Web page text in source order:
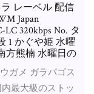
レーベル 配信
Japan
320kbps No. タ
1 かぐや姫 水曜
方熊楠 水曜日の
ガメ ガラパゴス
最大級のストッ